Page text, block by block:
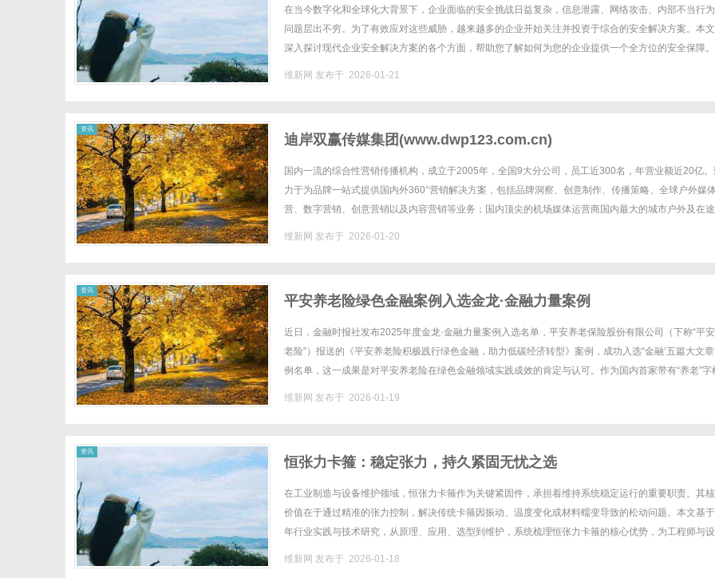
在当今数字化和全球化大背景下，企业面临的安全挑战日益复杂，信息泄露、网络攻击、内部不当行
问题层出不穷。为了有效应对这些威胁，越来越多的企业开始关注并投资于综合的安全解决方案。本
深入探讨现代企业安全解决方案的各个方面，帮助您了解如何为您的企业提供一个全方位的安全保障。
维新网 发布于 2026-01-21
资讯
迪岸双赢传媒集团(www.dwp123.com.cn)
国内一流的综合性营销传播机构，成立于2005年，全国9大分公司，员工近300名，年营业额近20亿
力于为品牌一站式提供国内外360°营销解决方案，包括品牌洞察、创意制作、传播策略、全球户外媒
营、数字营销、创意营销以及内容营销等业务；国内顶尖的机场媒体运营商国内最大的城市户外及在
维新网 发布于 2026-01-20
资讯
平安养老险绿色金融案例入选金龙·金融力量案例
近日，金融时报社发布2025年度金龙·金融力量案例入选名单，平安养老保险股份有限公司（下称“平
老险”）报送的《平安养老险积极践行绿色金融，助力低碳经济转型》案例，成功入选“金融‘五篇大文章
例名单，这一成果是对平安养老险在绿色金融领域实践成效的肯定与认可。作为国内首家带有“养老”字
维新网 发布于 2026-01-19
资讯
恒张力卡箍：稳定张力，持久紧固无忧之选
在工业制造与设备维护领域，恒张力卡箍作为关键紧固件，承担着维持系统稳定运行的重要职责。其
价值在于通过精准的张力控制，解决传统卡箍因振动、温度变化或材料蠕变导致的松动问题。本文基
年行业实践与技术研究，从原理、应用、选型到维护，系统梳理恒张力卡箍的核心优势，为工程师与
维新网 发布于 2026-01-18